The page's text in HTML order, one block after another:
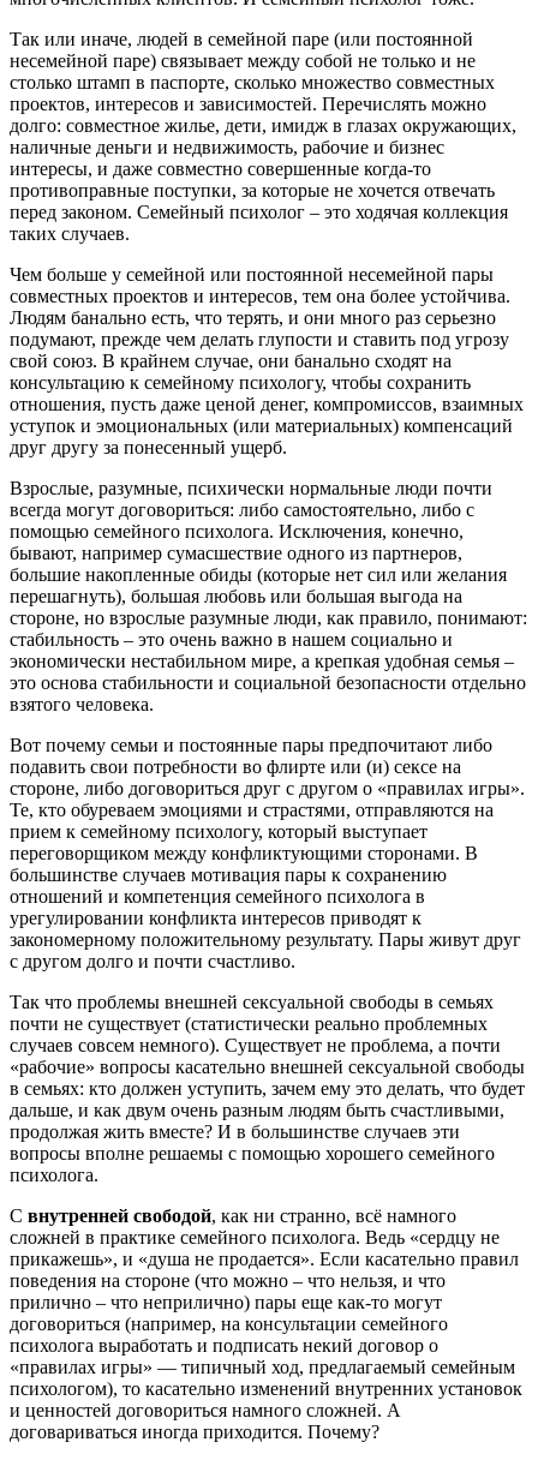
Так или иначе, людей в семейной паре (или постоянной
несемейной паре) связывает между собой не только и не
столько штамп в паспорте, сколько множество совместных
проектов, интересов и зависимостей. Перечислять можно
долго: совместное жилье, дети, имидж в глазах окружающих,
наличные деньги и недвижимость, рабочие и бизнес
интересы, и даже совместно совершенные когда-то
противоправные поступки, за которые не хочется отвечать
перед законом. Семейный психолог – это ходячая коллекция
таких случаев.
Чем больше у семейной или постоянной несемейной пары
совместных проектов и интересов, тем она более устойчива.
Людям банально есть, что терять, и они много раз серьезно
подумают, прежде чем делать глупости и ставить под угрозу
свой союз. В крайнем случае, они банально сходят на
консультацию к семейному психологу, чтобы сохранить
отношения, пусть даже ценой денег, компромиссов, взаимных
уступок и эмоциональных (или материальных) компенсаций
друг другу за понесенный ущерб.
Взрослые, разумные, психически нормальные люди почти
всегда могут договориться: либо самостоятельно, либо с
помощью семейного психолога. Исключения, конечно,
бывают, например сумасшествие одного из партнеров,
большие накопленные обиды (которые нет сил или желания
перешагнуть), большая любовь или большая выгода на
стороне, но взрослые разумные люди, как правило, понимают:
стабильность – это очень важно в нашем социально и
экономически нестабильном мире, а крепкая удобная семья –
это основа стабильности и социальной безопасности отдельно
взятого человека.
Вот почему семьи и постоянные пары предпочитают либо
подавить свои потребности во флирте или (и) сексе на
стороне, либо договориться друг с другом о «правилах игры».
Те, кто обуреваем эмоциями и страстями, отправляются на
прием к семейному психологу, который выступает
переговорщиком между конфликтующими сторонами. В
большинстве случаев мотивация пары к сохранению
отношений и компетенция семейного психолога в
урегулировании конфликта интересов приводят к
закономерному положительному результату. Пары живут друг
с другом долго и почти счастливо.
Так что проблемы внешней сексуальной свободы в семьях
почти не существует (статистически реально проблемных
случаев совсем немного). Существует не проблема, а почти
«рабочие» вопросы касательно внешней сексуальной свободы
в семьях: кто должен уступить, зачем ему это делать, что будет
дальше, и как двум очень разным людям быть счастливыми,
продолжая жить вместе? И в большинстве случаев эти
вопросы вполне решаемы с помощью хорошего семейного
психолога.
С внутренней свободой, как ни странно, всё намного
сложней в практике семейного психолога. Ведь «сердцу не
прикажешь», и «душа не продается». Если касательно правил
поведения на стороне (что можно – что нельзя, и что
прилично – что неприлично) пары еще как-то могут
договориться (например, на консультации семейного
психолога выработать и подписать некий договор о
«правилах игры» — типичный ход, предлагаемый семейным
психологом), то касательно изменений внутренних установок
и ценностей договориться намного сложней. А
договариваться иногда приходится. Почему?